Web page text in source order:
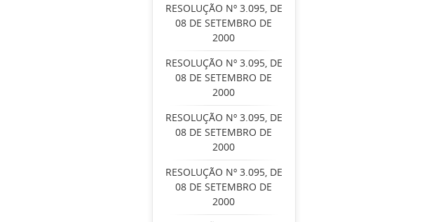
RESOLUÇÃO Nº 3.095, DE
08 DE SETEMBRO DE
2000
RESOLUÇÃO Nº 3.095, DE
08 DE SETEMBRO DE
2000
RESOLUÇÃO Nº 3.095, DE
08 DE SETEMBRO DE
2000
RESOLUÇÃO Nº 3.095, DE
08 DE SETEMBRO DE
2000